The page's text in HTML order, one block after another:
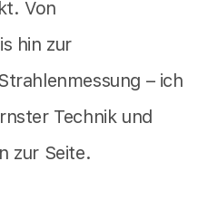
Von
hin zur
– ich
Technik und
zur Seite.